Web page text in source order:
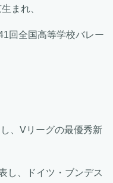
まれ、
回全国高等学校バレー
、Vリーグの最優秀新
し、ドイツ・ブンデス